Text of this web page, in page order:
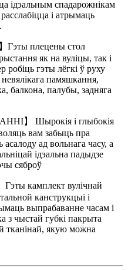
ідэальным спадарожнікам
і атрымаць
плецены стол
як на вуліцы, так і
гэты лёгкі ў руху
памяшкання,
балкона, палубы, задняга
】 Шырокія і глыбокія
вам забыць пра
ад вольнага часу, а
ідэальна падыдзе
сяброў
камплект вулічнай
канструкцыі і
выпрабаванне часам і
з чыстай губкі пакрыта
тканінай, якую можна